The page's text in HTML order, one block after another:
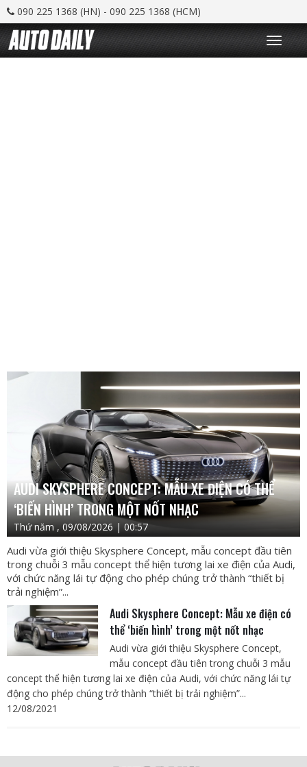
090 225 1368 (HN) - 090 225 1368 (HCM)
T
o
g
AUDI SKYSPHERE CONCEPT: MẪU XE ĐIỆN CÓ THỂ
‘BIẾN HÌNH’ TRONG MỘT NỐT NHẠC
Thứ năm , 09/08/2026 | 00:57
Audi vừa giới thiệu Skysphere Concept, mẫu concept đầu tiên
trong chuỗi 3 mẫu concept thể hiện tương lai xe điện của Audi,
với chức năng lái tự động cho phép chúng trở thành “thiết bị
trải nghiệm”...
Audi Skysphere Concept: Mẫu xe điện có
thể ‘biến hình’ trong một nốt nhạc
Audi vừa giới thiệu Skysphere Concept,
mẫu concept đầu tiên trong chuỗi 3 mẫu
concept thể hiện tương lai xe điện của Audi, với chức năng lái tự
động cho phép chúng trở thành “thiết bị trải nghiệm”...
12/08/2021